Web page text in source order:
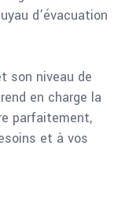
d’évacuation
son niveau de
en charge la
parfaitement,
et à vos